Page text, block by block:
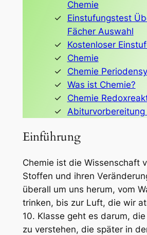
Chemie
Einstufungstest
Fächer Auswahl
Kostenloser
Chemie
Chemie
Was ist Chemie?
Chemie
Abiturvorbereitung
Einführung
Chemie ist die Wissenschaft
Stoffen und ihren
überall um uns herum, vom
trinken, bis zur Luft, die wir
10. Klasse geht es darum,
zu verstehen, die später in